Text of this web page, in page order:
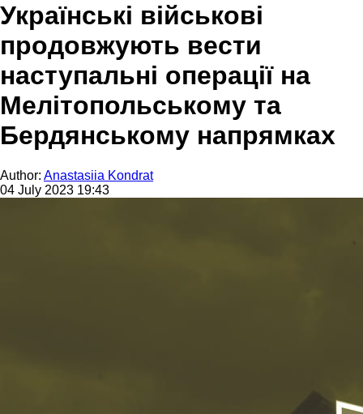
Українські військові
продовжують вести
наступальні операції на
Мелітопольському та
Бердянському напрямках
Author: Anastasiia Kondrat
04 July 2023 19:43